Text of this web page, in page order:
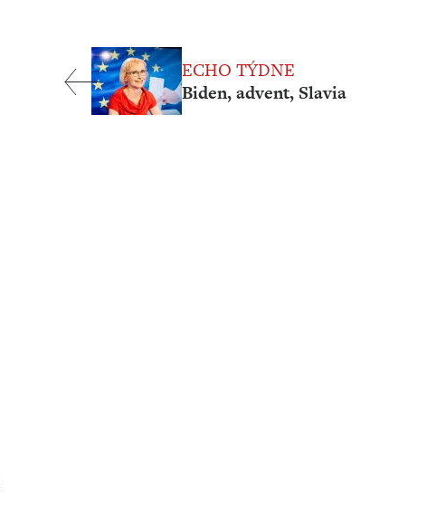
ECHO TÝDNE
Biden, advent, Slavia